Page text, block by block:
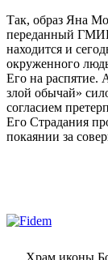
Так, образ Яна
переданный
находится и
окруженного
Его на распятие.
злой обычай»
согласием
Его Страдания
покаянии за
Храм иконы